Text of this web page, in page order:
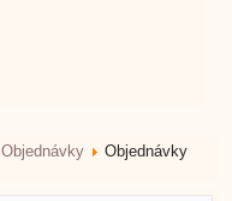
Objednávky
Objednávky